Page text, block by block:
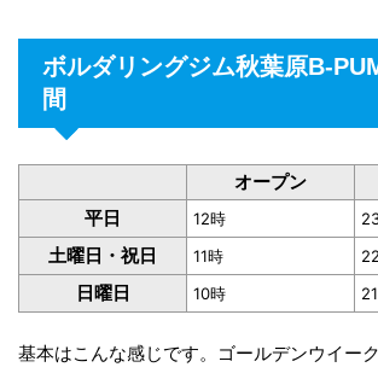
ボルダリングジム秋葉原B-
間
オープン
平日
12時
土曜日・祝日 11時
日曜日 10時
基本はこんな感じです。ゴールデンウイー